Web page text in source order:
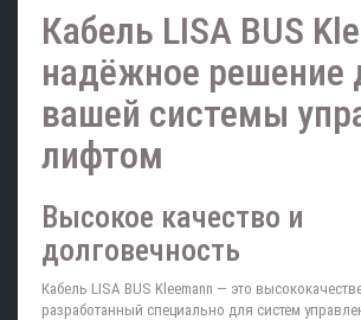
Кабель LISA BUS
надёжное решение
вашей системы
лифтом
Высокое качество и
долговечность
Кабель LISA BUS Kleemann — это
разработанный специально для систем